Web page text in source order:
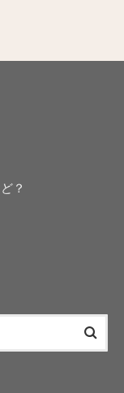
？